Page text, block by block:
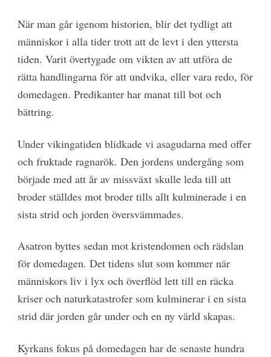
När man går igenom historien, blir det tydligt att
människor i alla tider trott att de levt i den yttersta
tiden. Varit övertygade om vikten av att utföra de
rätta handlingarna för att undvika, eller vara redo, för
domedagen. Predikanter har manat till bot och
bättring.
Under vikingatiden blidkade vi asagudarna med offer
och fruktade ragnarök. Den jordens undergång som
började med att år av missväxt skulle leda till att
broder ställdes mot broder tills allt kulminerade i en
sista strid och jorden översvämmades.
Asatron byttes sedan mot kristendomen och rädslan
för domedagen. Det tidens slut som kommer när
människors liv i lyx och överflöd lett till en räcka
kriser och naturkatastrofer som kulminerar i en sista
strid där jorden går under och en ny värld skapas.
Kyrkans fokus på domedagen har de senaste hundra